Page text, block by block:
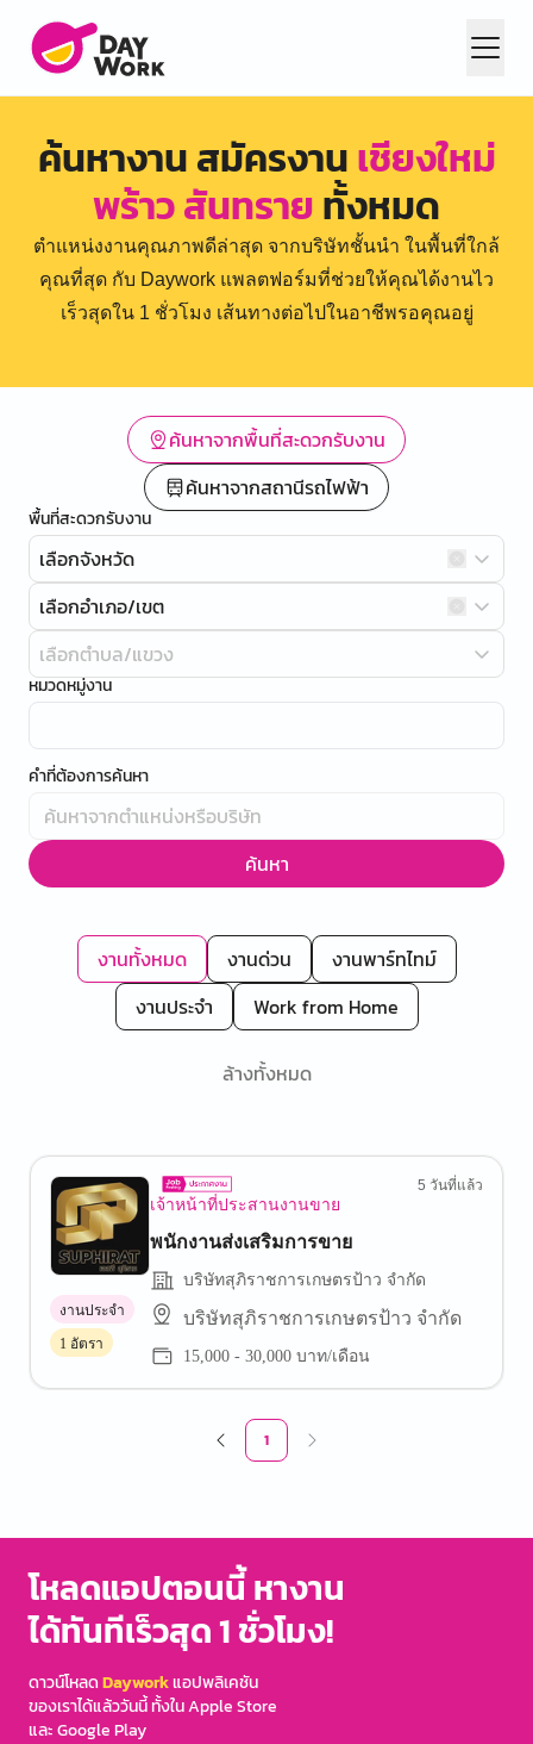
ค้นหางาน สมัครงานเชียงใหม่
พร้าว สันทรายทั้งหมด
ตำแหน่งงานคุณภาพดีล่าสุด จากบริษัทชั้นนำ ในพื้นที่ใกล้
คุณที่สุด กับ Daywork แพลตฟอร์มที่ช่วยให้คุณได้งานไว
เร็วสุดใน 1 ชั่วโมง เส้นทางต่อไปในอาชีพรอคุณอยู่
ค้นหาจากพื้นที่สะดวกรับงาน
ค้นหาจากสถานีรถไฟฟ้า
พื้นที่สะดวกรับงาน
เลือกจังหวัด
เลือกอำเภอ/เขต
เลือกตำบล/แขวง
หมวดหมู่งาน
คำที่ต้องการค้นหา
ค้นหา
งานทั้งหมด งานด่วน
งานพาร์ทไทม์
งานประจำ
Work from Home
ล้างทั้งหมด
เจ้าหน้าที่ประสานงานขาย
5 วันที่แล้ว
พนักงานส่งเสริมการขาย
บริษัทสุภิราชการเกษตรป้าว จำกัด
บริษัทสุภิราชการเกษตรป้าว จำกัด
15,000 - 30,000 บาท/เดือน
งานประจำ
1 อัตรา
1
โหลดแอปตอนนี้ หางาน
ได้ทันทีเร็วสุด 1 ชั่วโมง!
ดาวน์โหลดDayworkแอปพลิเคชัน
ของเราได้แล้ววันนี้ ทั้งใน Apple Store
และ Google Play